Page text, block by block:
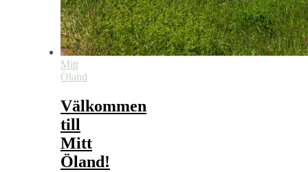
Mitt
Öland
Välkommen
till
Mitt
Öland!